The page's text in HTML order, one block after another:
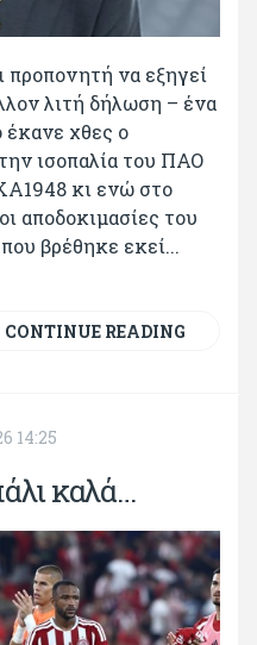
να εξηγεί
λιτή δήλωση – ένα
χθες ο
ισοπαλία του ΠΑΟ
κι ενώ στο
αποδοκιμασίες του
βρέθηκε εκεί...
CONTINUE READING
14:25
καλά…